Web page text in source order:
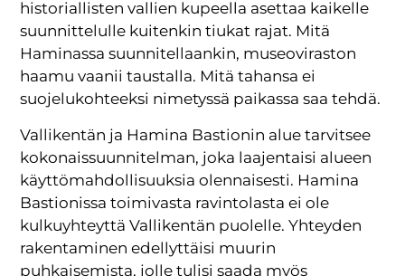
historiallisten vallien kupeella asettaa kaikelle
suunnittelulle kuitenkin tiukat rajat. Mitä
Haminassa suunnitellaankin, museoviraston
haamu vaanii taustalla. Mitä tahansa ei
suojelukohteeksi nimetyssä paikassa saa tehdä.
Vallikentän ja Hamina Bastionin alue tarvitsee
kokonaissuunnitelman, joka laajentaisi alueen
käyttömahdollisuuksia olennaisesti. Hamina
Bastionissa toimivasta ravintolasta ei ole
kulkuyhteyttä Vallikentän puolelle. Yhteyden
rakentaminen edellyttäisi muurin
puhkaisemista, jolle tulisi saada myös